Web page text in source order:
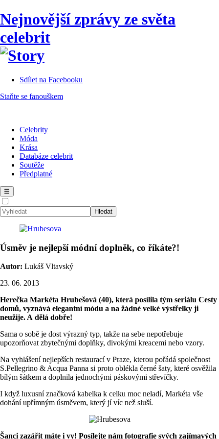
Nejnovější zprávy ze světa
celebrit
Sdílet na Facebooku
Staňte se fanouškem
Celebrity
Móda
Krása
Databáze celebrit
Soutěže
Předplatné
☰
Úsměv je nejlepší módní doplněk, co říkáte?!
Autor: Lukáš Vltavský
23. 06. 2013
Herečka Markéta Hrubešová (40), která posílila tým seriálu Cesty
domů, vyznává elegantní módu a na žádné velké výstřelky ji
neužije. A dělá dobře!
Sama o sobě je dost výrazný typ, takže na sebe nepotřebuje
upozorňovat zbytečnými doplňky, divokými kreacemi nebo vzory.
Na vyhlášení nejlepších restaurací v Praze, kterou pořádá společnost
S.Pellegrino & Acqua Panna si proto oblékla černé šaty, které osvěžila
bílým šátkem a doplnila jednochými páskovými střevíčky.
I když luxusní značková kabelka k celku moc neladí, Markéta vše
dohání upřímným úsměvem, který jí víc než sluší.
Šanci zazářit máte i vy! Posílejte nám fotografie svých zajímavých